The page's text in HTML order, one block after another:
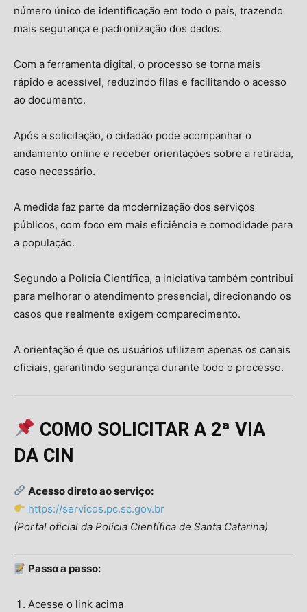
número único de identificação em todo o país, trazendo
mais segurança e padronização dos dados.
Com a ferramenta digital, o processo se torna mais
rápido e acessível, reduzindo filas e facilitando o acesso
ao documento.
Após a solicitação, o cidadão pode acompanhar o
andamento online e receber orientações sobre a retirada,
caso necessário.
A medida faz parte da modernização dos serviços
públicos, com foco em mais eficiência e comodidade para
a população.
Segundo a Polícia Científica, a iniciativa também contribui
para melhorar o atendimento presencial, direcionando os
casos que realmente exigem comparecimento.
A orientação é que os usuários utilizem apenas os canais
oficiais, garantindo segurança durante todo o processo.
COMO SOLICITAR A 2ª VIA
DA CIN
Acesso direto ao serviço:
https://servicos.pc.sc.gov.br
(Portal oficial da Polícia Científica de Santa Catarina)
Passo a passo:
Acesse o link acima